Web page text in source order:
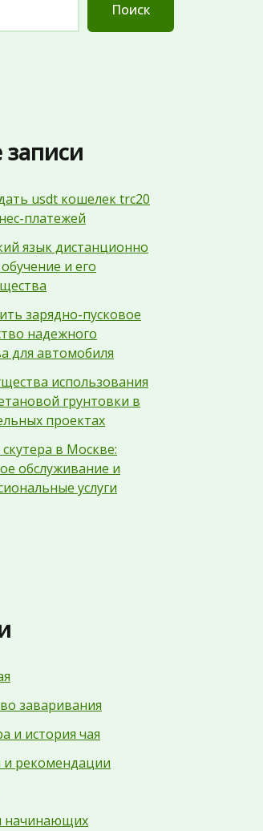
Поиск
usdt кошелек trc20
платежей
язык дистанционно
и его
зарядно-пусковое
надежного
для автомобиля
использования
грунтовки в
проектах
в Москве:
обслуживание и
услуги
заваривания
и история чая
рекомендации
начинающих